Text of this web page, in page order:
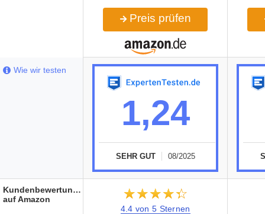
Preis prüfen
1,24
SEHR GUT 08/2025
★★★★★
☆☆☆☆☆
4.4 von 5 Sternen
Wie wir testen
Kundenbewertungen
auf Amazon